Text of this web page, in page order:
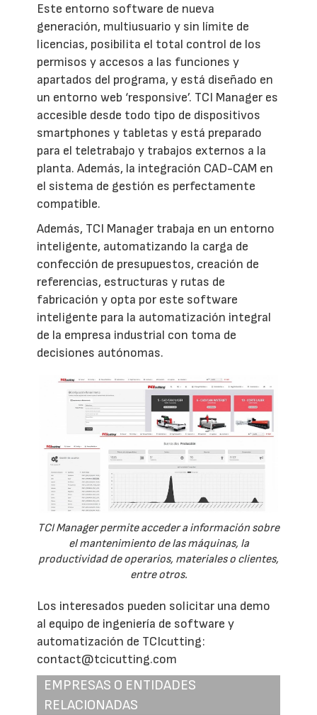
Este entorno software de nueva
generación, multiusuario y sin límite de
licencias, posibilita el total control de los
permisos y accesos a las funciones y
apartados del programa, y está diseñado en
un entorno web ‘responsive’. TCI Manager es
accesible desde todo tipo de dispositivos
smartphones y tabletas y está preparado
para el teletrabajo y trabajos externos a la
planta. Además, la integración CAD-CAM en
el sistema de gestión es perfectamente
compatible.
Además, TCI Manager trabaja en un entorno
inteligente, automatizando la carga de
confección de presupuestos, creación de
referencias, estructuras y rutas de
fabricación y opta por este software
inteligente para la automatización integral
de la empresa industrial con toma de
decisiones autónomas.
TCI Manager permite acceder a información sobre
el mantenimiento de las máquinas, la
productividad de operarios, materiales o clientes,
entre otros.
Los interesados pueden solicitar una demo
al equipo de ingeniería de software y
automatización de TCIcutting:
contact@tcicutting.com
EMPRESAS O ENTIDADES
RELACIONADAS